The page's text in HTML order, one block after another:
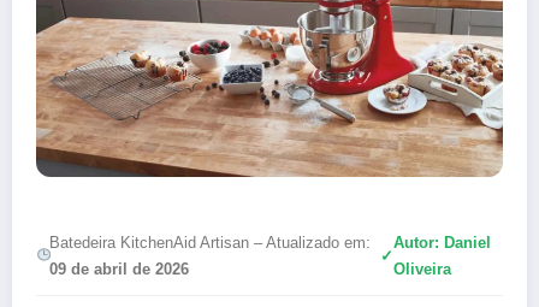
Batedeira KitchenAid Artisan – Atualizado em:
09 de abril de 2026
✓
Autor: Daniel
Oliveira